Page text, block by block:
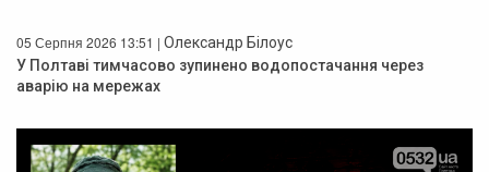
05 Серпня 2026 13:51 | Олександр Білоус
У Полтаві тимчасово зупинено водопостачання через
аварію на мережах